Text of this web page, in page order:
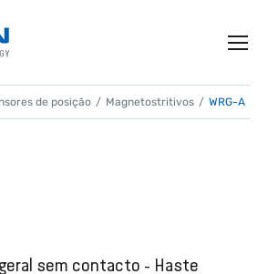
de posição Magnetostritivos WRG-A
sem contacto - Haste